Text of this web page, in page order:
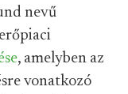
nevű
, amelyben az
vonatkozó